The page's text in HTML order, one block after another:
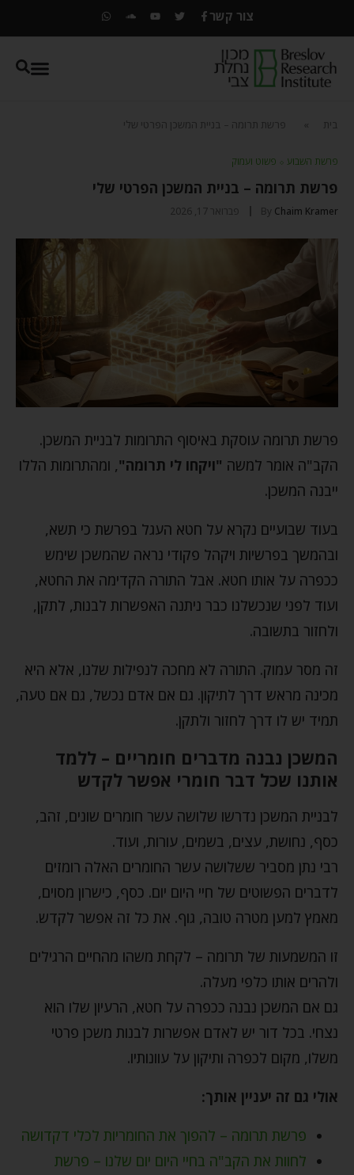
צור קשר
בית פרשת תרומה – בניית המשכן הפרטי שלי
פרשת השבוע ⬦ פשוט ועמוק
פרשת תרומה – בניית המשכן הפרטי שלי
By Chaim Kramer פברואר 17, 2026
פרשת תרומה עוסקת באיסוף התרומות לבניית המשכן.
הקב"ה אומר למשה "ויקחו לי תרומה", ומהתרומות הללו
ייבנה המשכן.
בעוד שבועיים נקרא על חטא העגל בפרשת כי תשא,
ובהמשך בפרשיות ויקהל פקודי נראה שהמשכן שימש
ככפרה על אותו חטא. אבל התורה הקדימה את החטא,
ועוד לפני שנכשלנו כבר ניתנה האפשרות לבנות, לתקן,
ולחזור בתשובה.
זה מסר עמוק. התורה לא מחכה לנפילות שלנו, אלא היא
מכינה מראש דרך לתיקון. גם אם אדם נכשל, גם אם טעה,
תמיד יש לו דרך לחזור ולתקן.
המשכן נבנה מדברים חומריים – ללמד
אותנו שכל דבר חומרי אפשר לקדש
לבניית המשכן נדרשו שלושה עשר חומרים שונים, זהב,
כסף, נחושת, עצים, בשמים, עורות, ועוד.
רבי נתן מסביר ששלושה עשר החומרים האלה רומזים
לדברים הפשוטים של חיי היום יום. כסף, כישרון מסוים,
מאמץ למען מטרה טובה, גוף. את כל זה אפשר לקדש.
זו המשמעות של תרומה – לקחת משהו מהחיים הרגילים
ולהרים אותו כלפי מעלה.
גם אם המשכן נבנה ככפרה על חטא, הרעיון שלו הוא
נצחי. בכל דור יש לאדם אפשרות לבנות משכן פרטי
משלו, מקום לכפרה ותיקון על עוונותיו.
אולי גם זה יעניין אותך:
פרשת תרומה – להפוך את החומריות לכלי דקדושה
לחוות את הקב"ה בחיי היום יום שלנו – פרשת